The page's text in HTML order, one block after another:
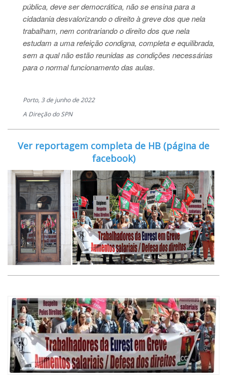
pública, deve ser democrática, não se ensina para a
cidadania desvalorizando o direito à greve dos que nela
trabalham, nem contrariando o direito dos que nela
estudam a uma refeição condigna, completa e equilibrada,
sem a qual não estão reunidas as condições necessárias
para o normal funcionamento das aulas.
Porto, 3 de junho de 2022
A Direção do SPN
Ver reportagem completa de HB (página de
facebook)